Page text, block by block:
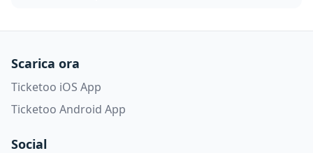
Scarica ora
Ticketoo iOS App
Ticketoo Android App
Social